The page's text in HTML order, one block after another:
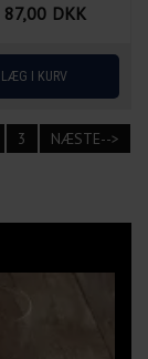
87,00 DKK
3 NÆSTE-->